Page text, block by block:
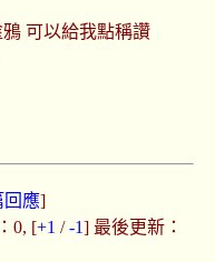
可以給我點稱讚
回應]
0, [+1 /-1] 最後更新：